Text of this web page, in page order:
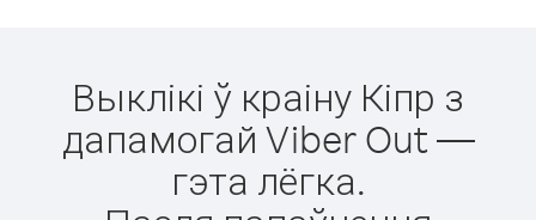
Выклікі ў краіну Кіпр з
дапамогай Viber Out —
гэта лёгка.